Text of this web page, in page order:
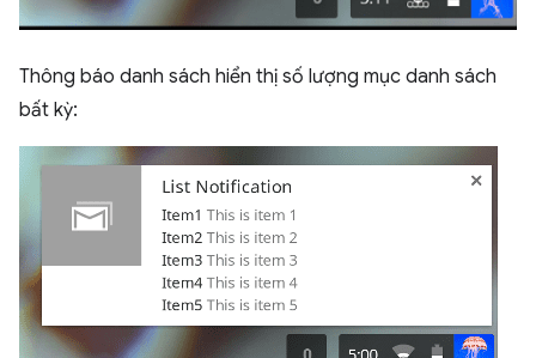
Thông báo danh sách hiển thị số lượng mục danh sách
bất kỳ: